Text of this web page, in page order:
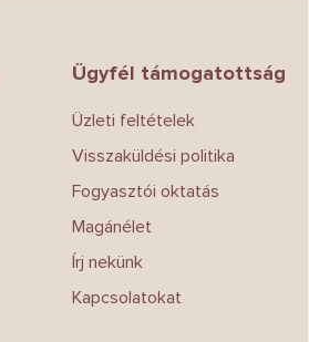
Ügyfél támogatottság
Üzleti feltételek
Visszaküldési politika
Fogyasztói oktatás
Magánélet
Írj nekünk
Kapcsolatokat